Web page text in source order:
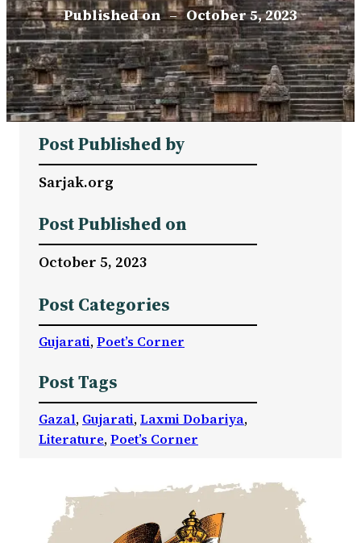
Published on – October 5, 2023
Post Published by
Sarjak.org
Post Published on
October 5, 2023
Post Categories
Gujarati, Poet’s Corner
Post Tags
Gazal, Gujarati, Laxmi Dobariya
Literature, Poet’s Corner